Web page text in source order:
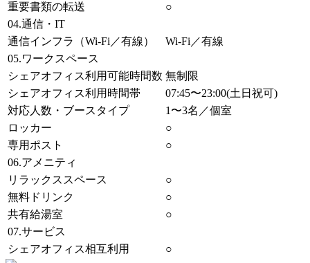
重要書類の転送
○
04.通信・IT
通信インフラ（Wi-Fi／有線）
Wi-Fi／有線
05.ワークスペース
シェアオフィス利用可能時間数 無制限
シェアオフィス利用時間帯
07:45〜23:00(土日祝可)
対応人数・ブースタイプ
1〜3名／個室
ロッカー
○
専用ポスト
○
06.アメニティ
リラックススペース
○
無料ドリンク
○
共有給湯室
○
07.サービス
シェアオフィス相互利用
○